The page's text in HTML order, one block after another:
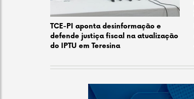
TCE-PI aponta desinformação e
defende justiça fiscal na atualização
do IPTU em Teresina